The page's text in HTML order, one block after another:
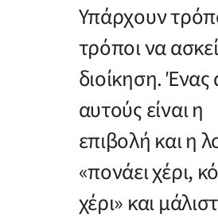
Υπάρχουν
τρόποι να
διοίκηση.
αυτούς είναι η
επιβολή και η
«πονάει χέρι,
χέρι» και